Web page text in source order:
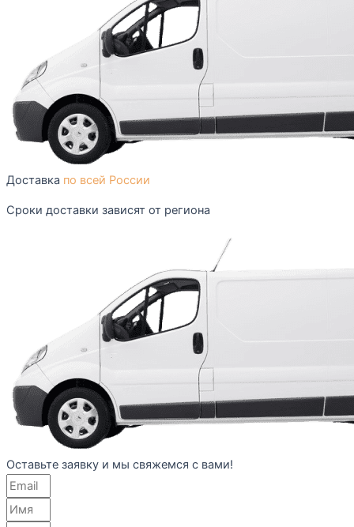
Доставка по всей России
Сроки доставки зависят от региона
Оставьте заявку и мы свяжемся с вами!